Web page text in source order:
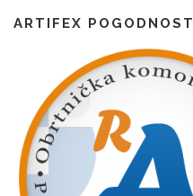
ARTIFEX POGODNOSTI